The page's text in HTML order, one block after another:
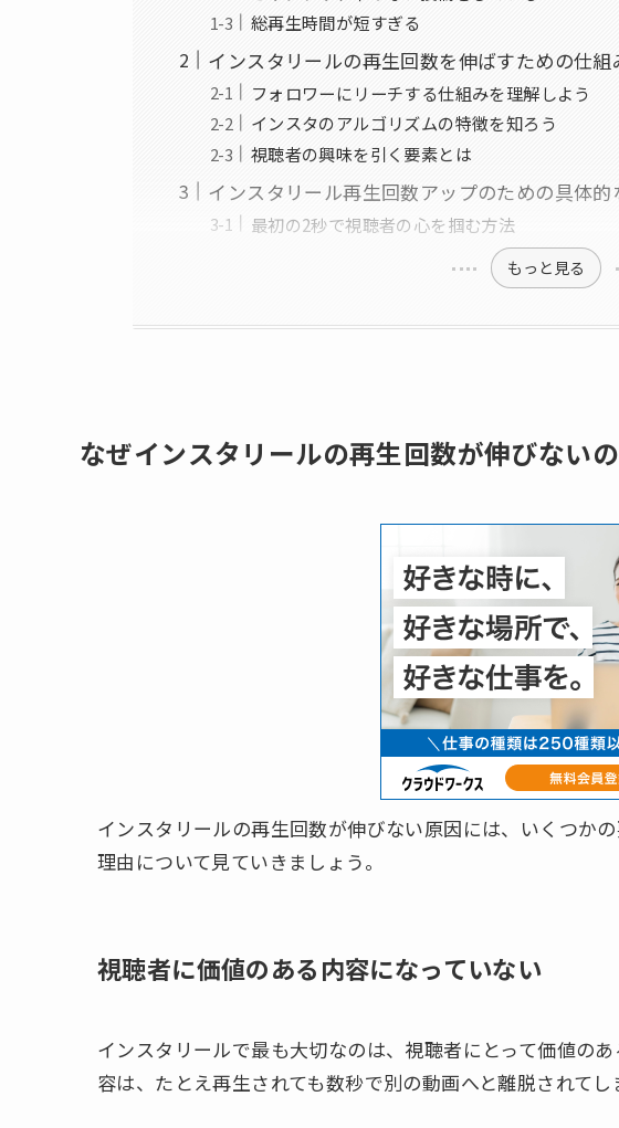
総再生時間が短すぎる
インスタリールの再生回数を伸ばすための仕組
フォロワーにリーチする仕組みを理解しよう
インスタのアルゴリズムの特徴を知ろう
視聴者の興味を引く要素とは
インスタリール再生回数アップのための具体的
最初の2秒で視聴者の心を掴む方法
もっと見る
なぜインスタリールの再生回数が伸びない
インスタリールの再生回数が伸びない原因には、いくつか
理由について見ていきましょう。
視聴者に価値のある内容になっていない
インスタリールで最も大切なのは、視聴者にとって価値の
容は、たとえ再生されても数秒で別の動画へと離脱されてし